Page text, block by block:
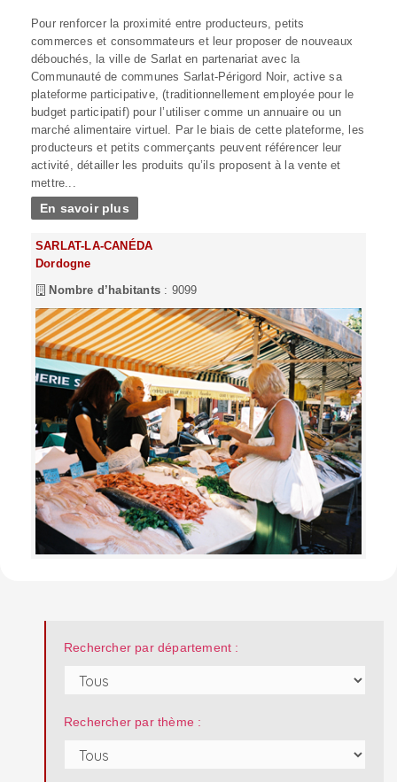
Pour renforcer la proximité entre producteurs, petits
commerces et consommateurs et leur proposer de nouveaux
débouchés, la ville de Sarlat en partenariat avec la
Communauté de communes Sarlat-Périgord Noir, active sa
plateforme participative, (traditionnellement employée pour le
budget participatif) pour l’utiliser comme un annuaire ou un
marché alimentaire virtuel. Par le biais de cette plateforme, les
producteurs et petits commerçants peuvent référencer leur
activité, détailler les produits qu’ils proposent à la vente et
mettre...
En savoir plus
SARLAT-LA-CANÉDA
Dordogne
Nombre d’habitants : 9099
Rechercher par département :
Rechercher par thème :